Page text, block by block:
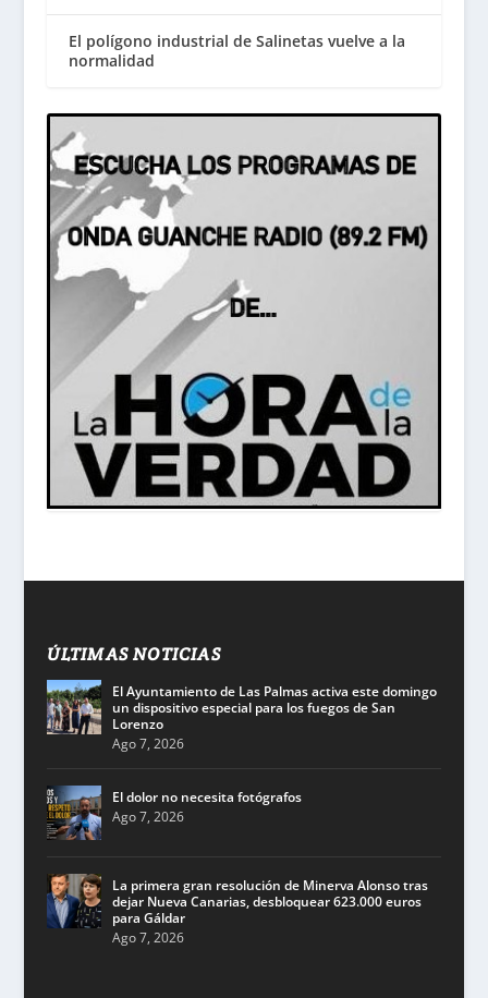
El polígono industrial de Salinetas vuelve a la
normalidad
ÚLTIMAS NOTICIAS
El Ayuntamiento de Las Palmas activa este domingo
un dispositivo especial para los fuegos de San
Lorenzo
Ago 7, 2026
El dolor no necesita fotógrafos
Ago 7, 2026
La primera gran resolución de Minerva Alonso tras
dejar Nueva Canarias, desbloquear 623.000 euros
para Gáldar
Ago 7, 2026